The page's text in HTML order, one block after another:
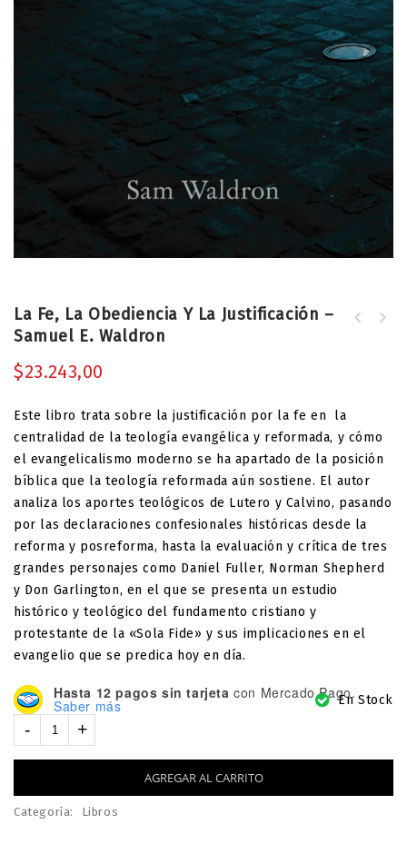
La Fe, La Obediencia Y La Justificación –
Samuel E. Waldron
$23.243,00
Este libro trata sobre la justificación por la fe en la
centralidad de la teología evangélica y reformada, y cómo
el evangelicalismo moderno se ha apartado de la posición
bíblica que la teología reformada aún sostiene. El autor
analiza los aportes teológicos de Lutero y Calvino, pasando
por las declaraciones confesionales históricas desde la
reforma y posreforma, hasta la evaluación y crítica de tres
grandes personajes como Daniel Fuller, Norman Shepherd
y Don Garlington, en el que se presenta un estudio
histórico y teológico del fundamento cristiano y
protestante de la «Sola Fide» y sus implicaciones en el
evangelio que se predica hoy en día.
En Stock
Hasta 12 pagos sin tarjeta con Mercado Pago.
Saber más
AGREGAR AL CARRITO
Categoría: Libros